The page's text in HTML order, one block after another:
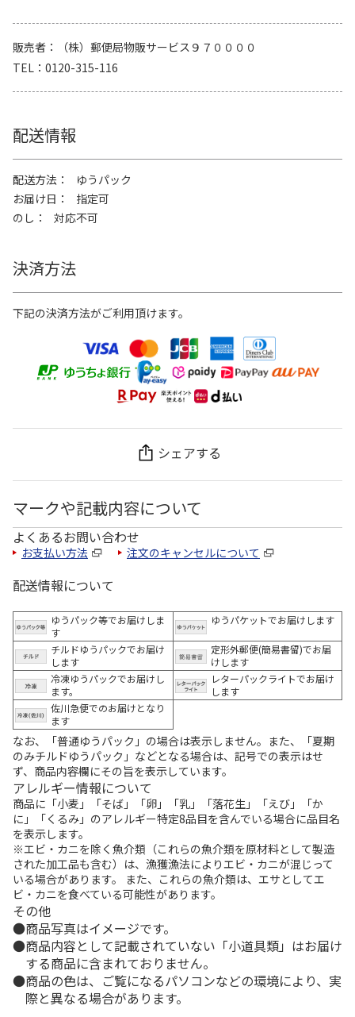
販売者
（株）郵便局物販サービス９７００００
TEL
0120-315-116
配送情報
配送方法
ゆうパック
お届け日
指定可
のし
対応不可
決済方法
下記の決済方法がご利用頂けます。
シェアする
マークや記載内容について
よくあるお問い合わせ
お支払い方法 注文のキャンセルについて
配送情報について
ゆうパック等でお届けしま
す
ゆうパケットでお届けします
チルドゆうパックでお届け
します
定形外郵便(簡易書留)でお届
けします
冷凍ゆうパックでお届けし
ます。
レターパックライトでお届け
します
佐川急便でのお届けとなり
ます
なお、「普通ゆうパック」の場合は表示しません。また、「夏期
のみチルドゆうパック」などとなる場合は、記号での表示はせ
ず、商品内容欄にその旨を表示しています。
アレルギー情報について
商品に「小麦」「そば」「卵」「乳」「落花生」「えび」「か
に」「くるみ」のアレルギー特定8品目を含んでいる場合に品目名
を表示します。
※エビ・カニを除く魚介類（これらの魚介類を原材料として製造
された加工品も含む）は、漁獲漁法によりエビ・カニが混じって
いる場合があります。 また、これらの魚介類は、エサとしてエ
ビ・カニを食べている可能性があります。
その他
商品写真はイメージです。
商品内容として記載されていない「小道具類」はお届け
する商品に含まれておりません。
商品の色は、ご覧になるパソコンなどの環境により、実
際と異なる場合があります。